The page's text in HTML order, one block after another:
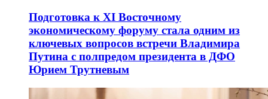
Подготовка к XI Восточному
экономическому форуму стала одним из
ключевых вопросов встречи Владимира
Путина с полпредом президента в ДФО
Юрием Трутневым